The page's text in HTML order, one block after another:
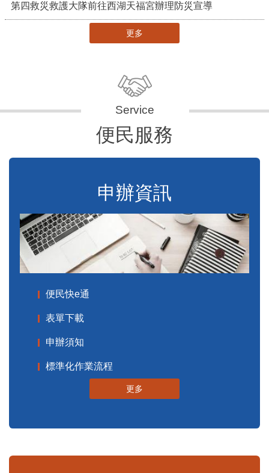
第四救災救護大隊前往西湖天福宮辦理防災宣導
更多
便民服務
申辦資訊
便民快e通
表單下載
申辦須知
標準化作業流程
更多